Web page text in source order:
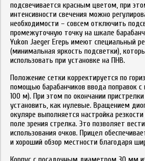
подсвечивается красным цветом, при
интенсивности свечения можно
необходимости – совсем отключить
промежуточную точку на шкале
Yukon Jaeger Егерь имеют специальный
(минимальная яркость подсветки),
использовать при установке на ПНВ.
Положение сетки корректируется по
помощью барабанчиков ввода поправок
100 м). При этом по окончании
установить, как нулевые. Вращением
окуляре выполняется настройка
поле зрения стрелка. Это позволяет
использования очков. Прицел
и хороший обзор местности благодаря